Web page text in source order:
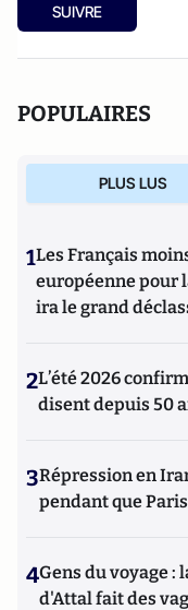
SUIVRE
POPULAIRES
PLUS LUS
1Les Français
européenne pour
ira le grand
2L’été 2026
disent depuis 50
3Répression en
pendant que
4Gens du voyage
d'Attal fait des